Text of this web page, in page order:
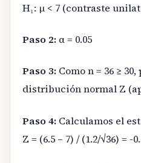
H₁: μ < 7 (contraste
Paso 2: α = 0.05
Paso 3: Como n = 36 ≥
distribución normal Z
Paso 4: Calculamos el
Z = (6.5 – 7) / (1.2/√36) = -